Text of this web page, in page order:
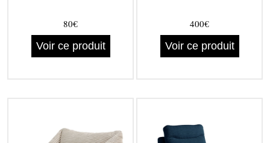
80€
Voir ce produit
400€
Voir ce produit